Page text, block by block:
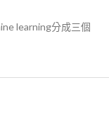
learning分成三個